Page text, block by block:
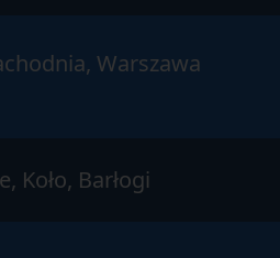
Warszawa
Koło, Barłogi